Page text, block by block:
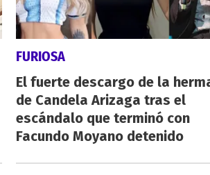
FURIOSA
El fuerte descargo de la
de Candela Arizaga tras el
escándalo que terminó con
Facundo Moyano detenido